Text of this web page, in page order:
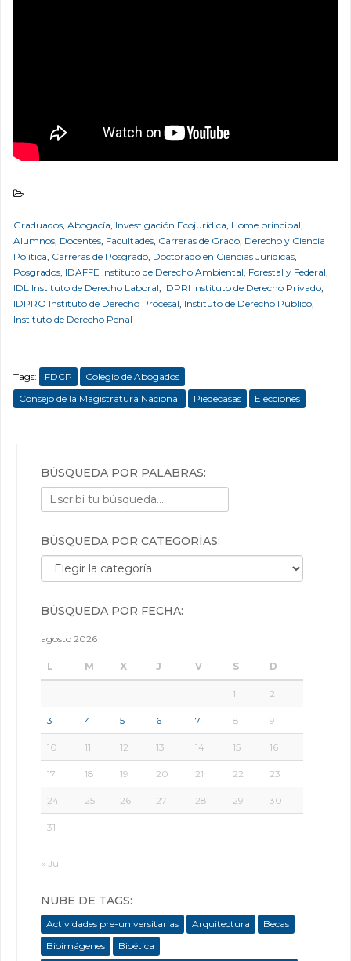
Graduados, Abogacía, Investigación Ecojurídica, Home principal,
Alumnos, Docentes, Facultades, Carreras de Grado, Derecho y Ciencia
Política, Carreras de Posgrado, Doctorado en Ciencias Jurídicas,
Posgrados, IDAFFE Instituto de Derecho Ambiental, Forestal y Federal,
IDL Instituto de Derecho Laboral, IDPRI Instituto de Derecho Privado,
IDPRO Instituto de Derecho Procesal, Instituto de Derecho Público,
Instituto de Derecho Penal
Tags: FDCP
Colegio de Abogados
Consejo de la Magistratura Nacional
Piedecasas Elecciones
BÚSQUEDA POR PALABRAS:
BÚSQUEDA POR CATEGORÍAS:
Búsqueda por categorías:
BÚSQUEDA POR FECHA:
agosto 2026
L M X J V S D
1 2
3 4 5 6 7 8 9
10 11 12 13 14 15 16
17 18 19 20 21 22 23
24 25 26 27 28 29 30
31
« Jul
NUBE DE TAGS:
Actividades pre-universitarias Arquitectura
Becas
Bioimágenes
Bioética